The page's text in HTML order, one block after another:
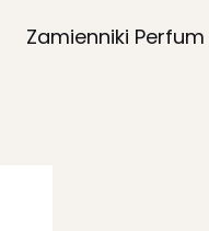
Zamienniki Perfum